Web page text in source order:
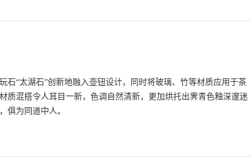
石“太湖石”创新地融入壶钮设计，同时将玻璃、竹等材质应用于茶
质混搭令人耳目一新，色调自然清新，更加烘托出霁青色釉深邃迷
俱为同道中人。